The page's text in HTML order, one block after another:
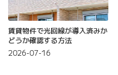
賃貸物件で光回線が導入済みか
どうか確認する方法
2026-07-16